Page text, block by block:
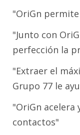
"OriGn
"Junto con
perfección la
"Extraer el
Grupo 77 le
"OriGn
contactos"